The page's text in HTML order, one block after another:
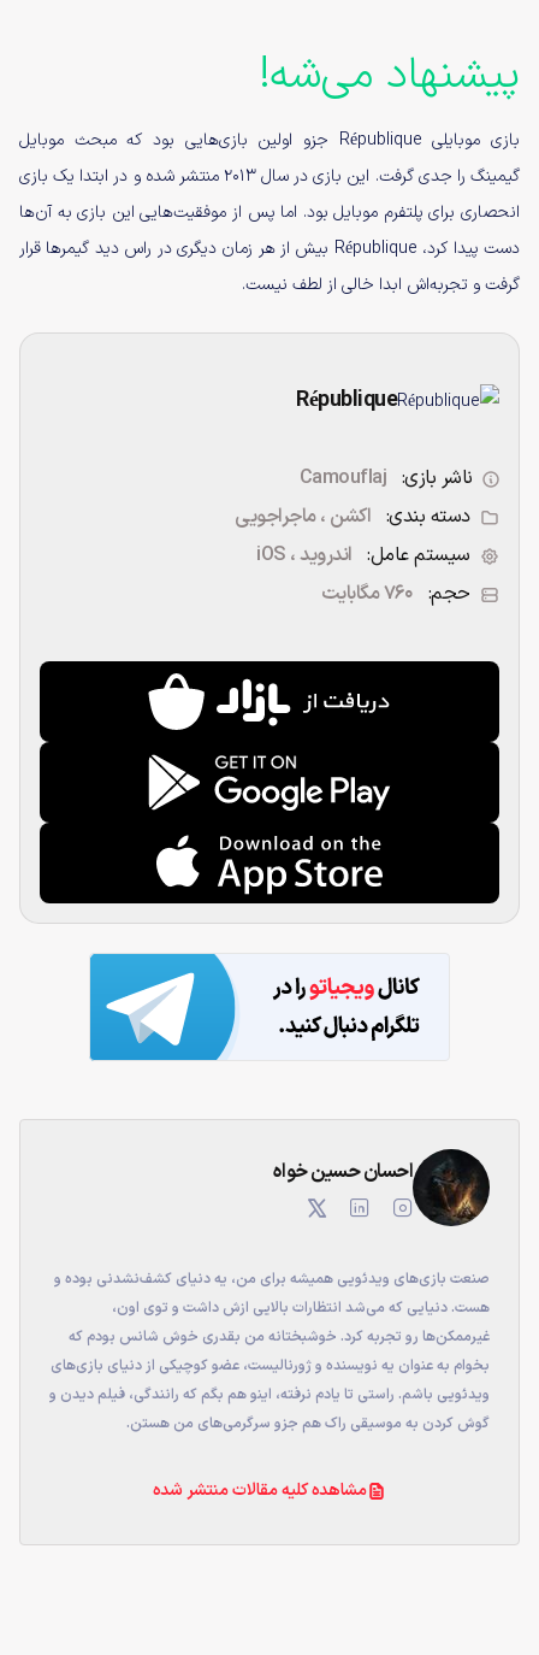
پیشنهاد می‌شه!
بازی موبایلی République جزو اولین بازی‌هایی بود که مبحث موبایل
گیمینگ را جدی گرفت. این بازی در سال ۲۰۱۳ منتشر شده و در ابتدا یک بازی
انحصاری برای پلتفرم موبایل بود. اما پس از موفقیت‌هایی این بازی به آن‌ها
دست پیدا کرد، République بیش از هر زمان دیگری در راس دید گیمرها قرار
گرفت و تجربه‌اش ابدا خالی از لطف نیست.
République
ناشر بازی: Camouflaj
دسته بندی: اکشن ، ماجراجویی
سیستم عامل: اندروید ، iOS
حجم: ۷۶۰ مگابایت
احسان حسین خواه
صنعت بازی‌های ویدئویی همیشه برای من، یه دنیای کشف‌نشدنی بوده و
هست. دنیایی که می‌شد انتظارات بالایی ازش داشت و توی اون،
غیرممکن‌ها رو تجربه کرد. خوشبختانه من بقدری خوش شانس بودم که
بخوام به عنوان یه نویسنده و ژورنالیست، عضو کوچیکی از دنیای بازی‌های
ویدئویی باشم. راستی تا یادم نرفته، اینو هم بگم که رانندگی، فیلم‌ دیدن و
گوش کردن به موسیقی‌ راک هم جزو سرگرمی‌های من هستن.
مشاهده کلیه مقالات منتشر شده